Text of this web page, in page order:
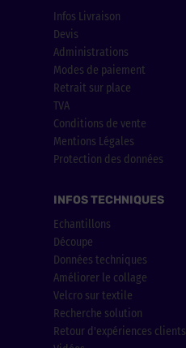
Infos Livraison
Devis
Administrations
Modes de paiement
Retrait sur place
TVA
Conditions de vente
Mentions Légales
Protection des données
INFOS TECHNIQUES
Echantillons
Découpe
Données techniques
Améliorer le collage
Velcro sur textile
Recherche solution
Retour d'expériences clients